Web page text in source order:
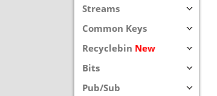
Streams
Common Keys
Recyclebin New
Bits
Pub/Sub